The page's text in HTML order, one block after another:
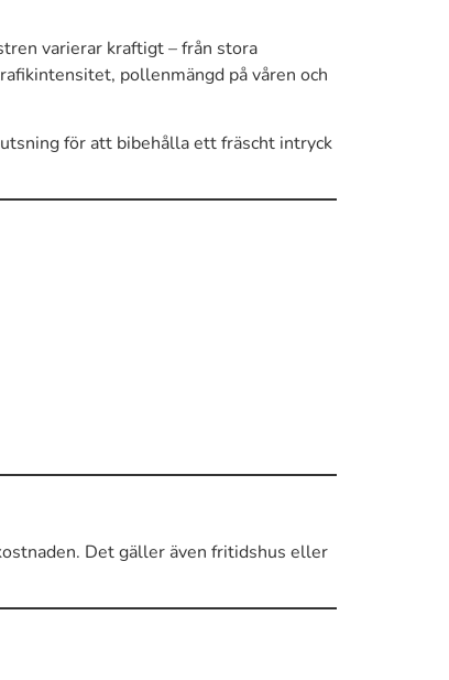
varierar kraftigt – från stora
pollenmängd på våren och
för att bibehålla ett fräscht intryck
Det gäller även fritidshus eller